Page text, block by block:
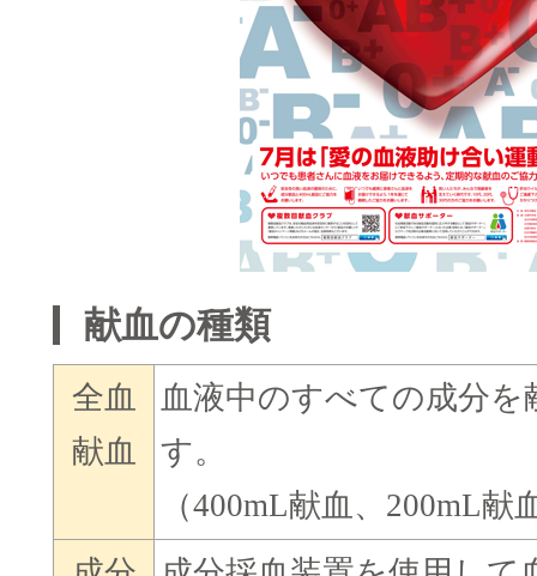
献血の種類
全血
献血
血液中のすべての成分
す。
（400mL献血、200mL献